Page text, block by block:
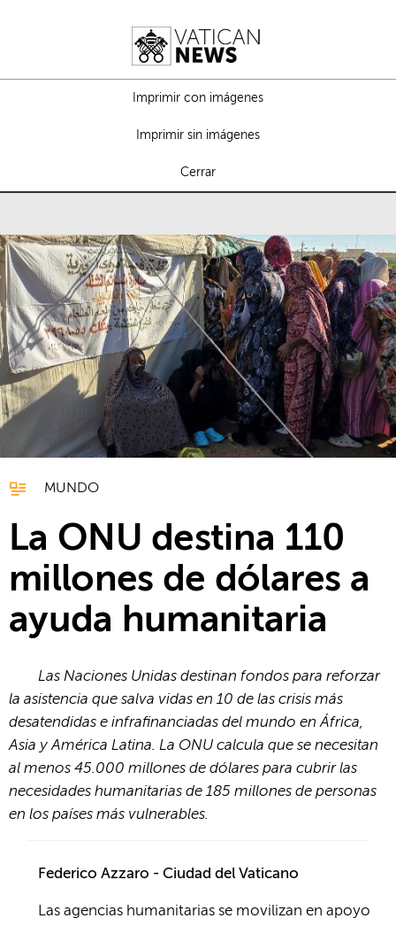
Imprimir con imágenes
Imprimir sin imágenes
Cerrar
MUNDO
La ONU destina 110
millones de dólares a
ayuda humanitaria
Las Naciones Unidas destinan fondos para reforzar
la asistencia que salva vidas en 10 de las crisis más
desatendidas e infrafinanciadas del mundo en África,
Asia y América Latina. La ONU calcula que se necesitan
al menos 45.000 millones de dólares para cubrir las
necesidades humanitarias de 185 millones de personas
en los países más vulnerables.
Federico Azzaro - Ciudad del Vaticano
Las agencias humanitarias se movilizan en apoyo